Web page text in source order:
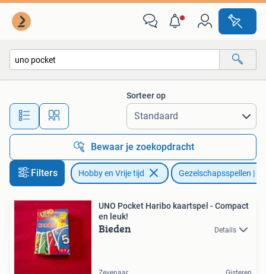
Alle afstanden…
Sorteer op
Bewaar je zoekopdracht
Filters Hobby en Vrije tijd Gezelschapsspellen |
UNO Pocket Haribo kaartspel - Compact
en leuk!
Bieden Details